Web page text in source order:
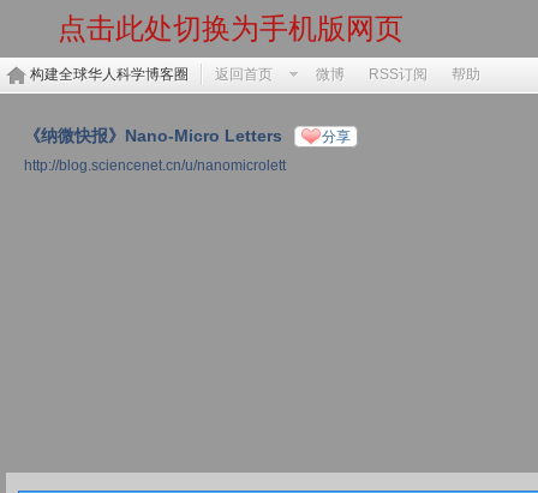
点击此处切换为手机版网页
构建全球华人科学博客圈 返回首页 微博 RSS订阅 帮助
《纳微快报》Nano-Micro Letters 分享
http://blog.sciencenet.cn/u/nanomicrolett